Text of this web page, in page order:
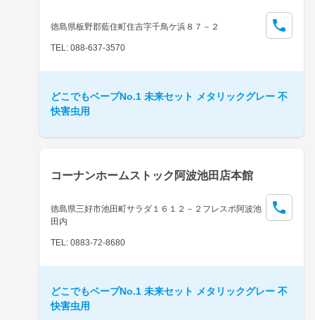
徳島県板野郡藍住町住吉字千鳥ケ浜８７－２
TEL: 088-637-3570
どこでもベープNo.1 未来セット メタリックグレー 不
快害虫用
コーナンホームストック阿波池田店本館
徳島県三好市池田町サラダ１６１２－２フレスポ阿波池
田内
TEL: 0883-72-8680
どこでもベープNo.1 未来セット メタリックグレー 不
快害虫用